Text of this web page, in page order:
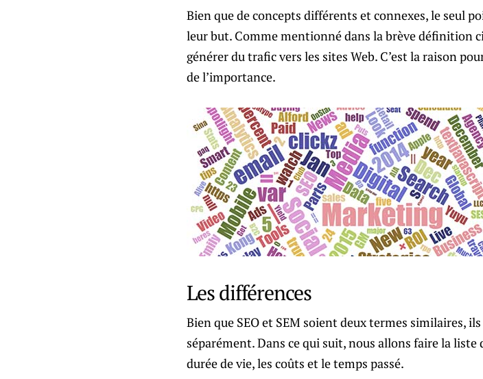
Bien que de concepts différents et connexes, le seul
leur but. Comme mentionné dans la brève définition
générer du trafic vers les sites Web. C’est la raison
de l’importance.
Les différences
Bien que SEO et SEM soient deux termes similaires,
séparément. Dans ce qui suit, nous allons faire la liste
durée de vie, les coûts et le temps passé.